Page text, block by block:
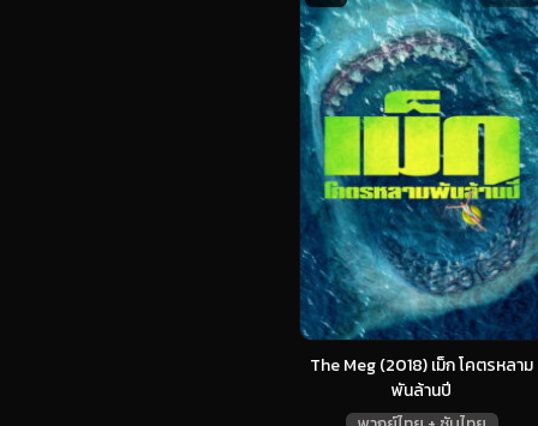
The Meg (2018) เม็ก โคตรหลาม
พันล้านปี